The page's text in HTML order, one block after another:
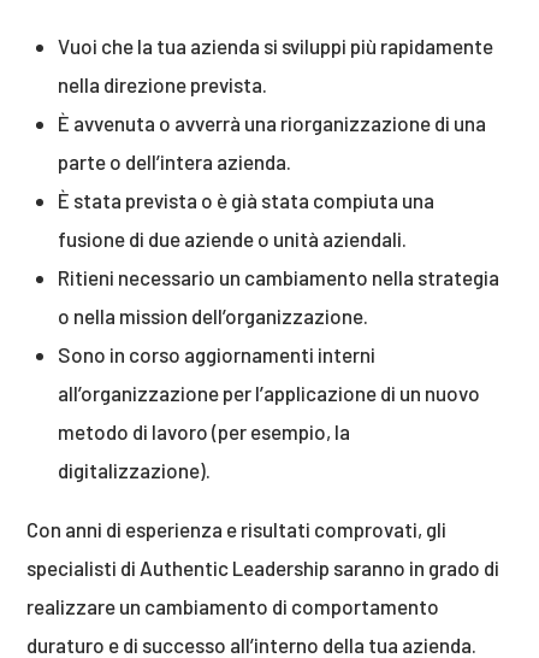
Vuoi che la tua azienda si sviluppi più rapidamente
nella direzione prevista.
È avvenuta o avverrà una riorganizzazione di una
parte o dell’intera azienda.
È stata prevista o è già stata compiuta una
fusione di due aziende o unità aziendali.
Ritieni necessario un cambiamento nella strategia
o nella mission dell’organizzazione.
Sono in corso aggiornamenti interni
all’organizzazione per l’applicazione di un nuovo
metodo di lavoro (per esempio, la
digitalizzazione).
Con anni di esperienza e risultati comprovati, gli
specialisti di Authentic Leadership saranno in grado di
realizzare un cambiamento di comportamento
duraturo e di successo all’interno della tua azienda.